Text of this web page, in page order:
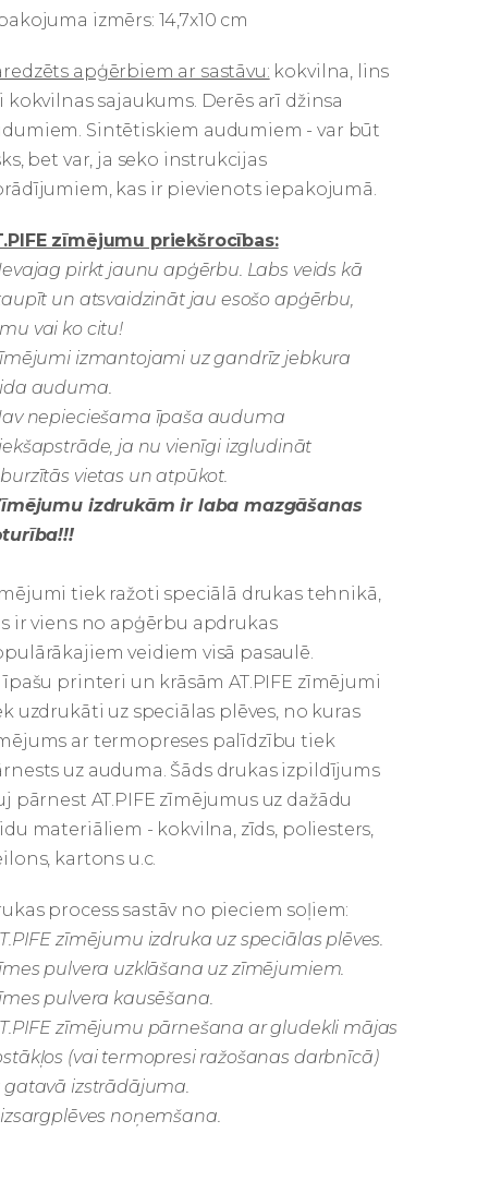
izmērs: 14,7x10 cm
apģērbiem ar sastāvu: kokvilna, lins
kokvilnas sajaukums. Derēs arī džinsa
Sintētiskiem audumiem - var būt
bet var, ja seko instrukcijas
kas ir pievienots iepakojumā.
zīmējumu priekšrocības:
pirkt jaunu apģērbu. Labs veids kā
un atsvaidzināt jau esošo apģērbu,
vai ko citu!
izmantojami uz gandrīz jebkura
auduma.
nepieciešama īpaša auduma
ja nu vienīgi izgludināt
vietas un atpūkot.
izdrukām ir laba mazgāšanas
tiek ražoti speciālā drukas tehnikā,
ir viens no apģērbu apdrukas
veidiem visā pasaulē.
īpašu printeri un krāsām AT.PIFE zīmējumi
uzdrukāti uz speciālas plēves, no kuras
ar termopreses palīdzību tiek
uz auduma. Šāds drukas izpildījums
pārnest AT.PIFE zīmējumus uz dažādu
materiāliem - kokvilna, zīds, poliesters,
kartons u.c.
process sastāv no pieciem soļiem:
zīmējumu izdruka uz speciālas plēves.
pulvera uzklāšana uz zīmējumiem.
pulvera kausēšana.
zīmējumu pārnešana ar gludekli mājas
(vai termopresi ražošanas darbnīcā)
gatavā izstrādājuma.
noņemšana.